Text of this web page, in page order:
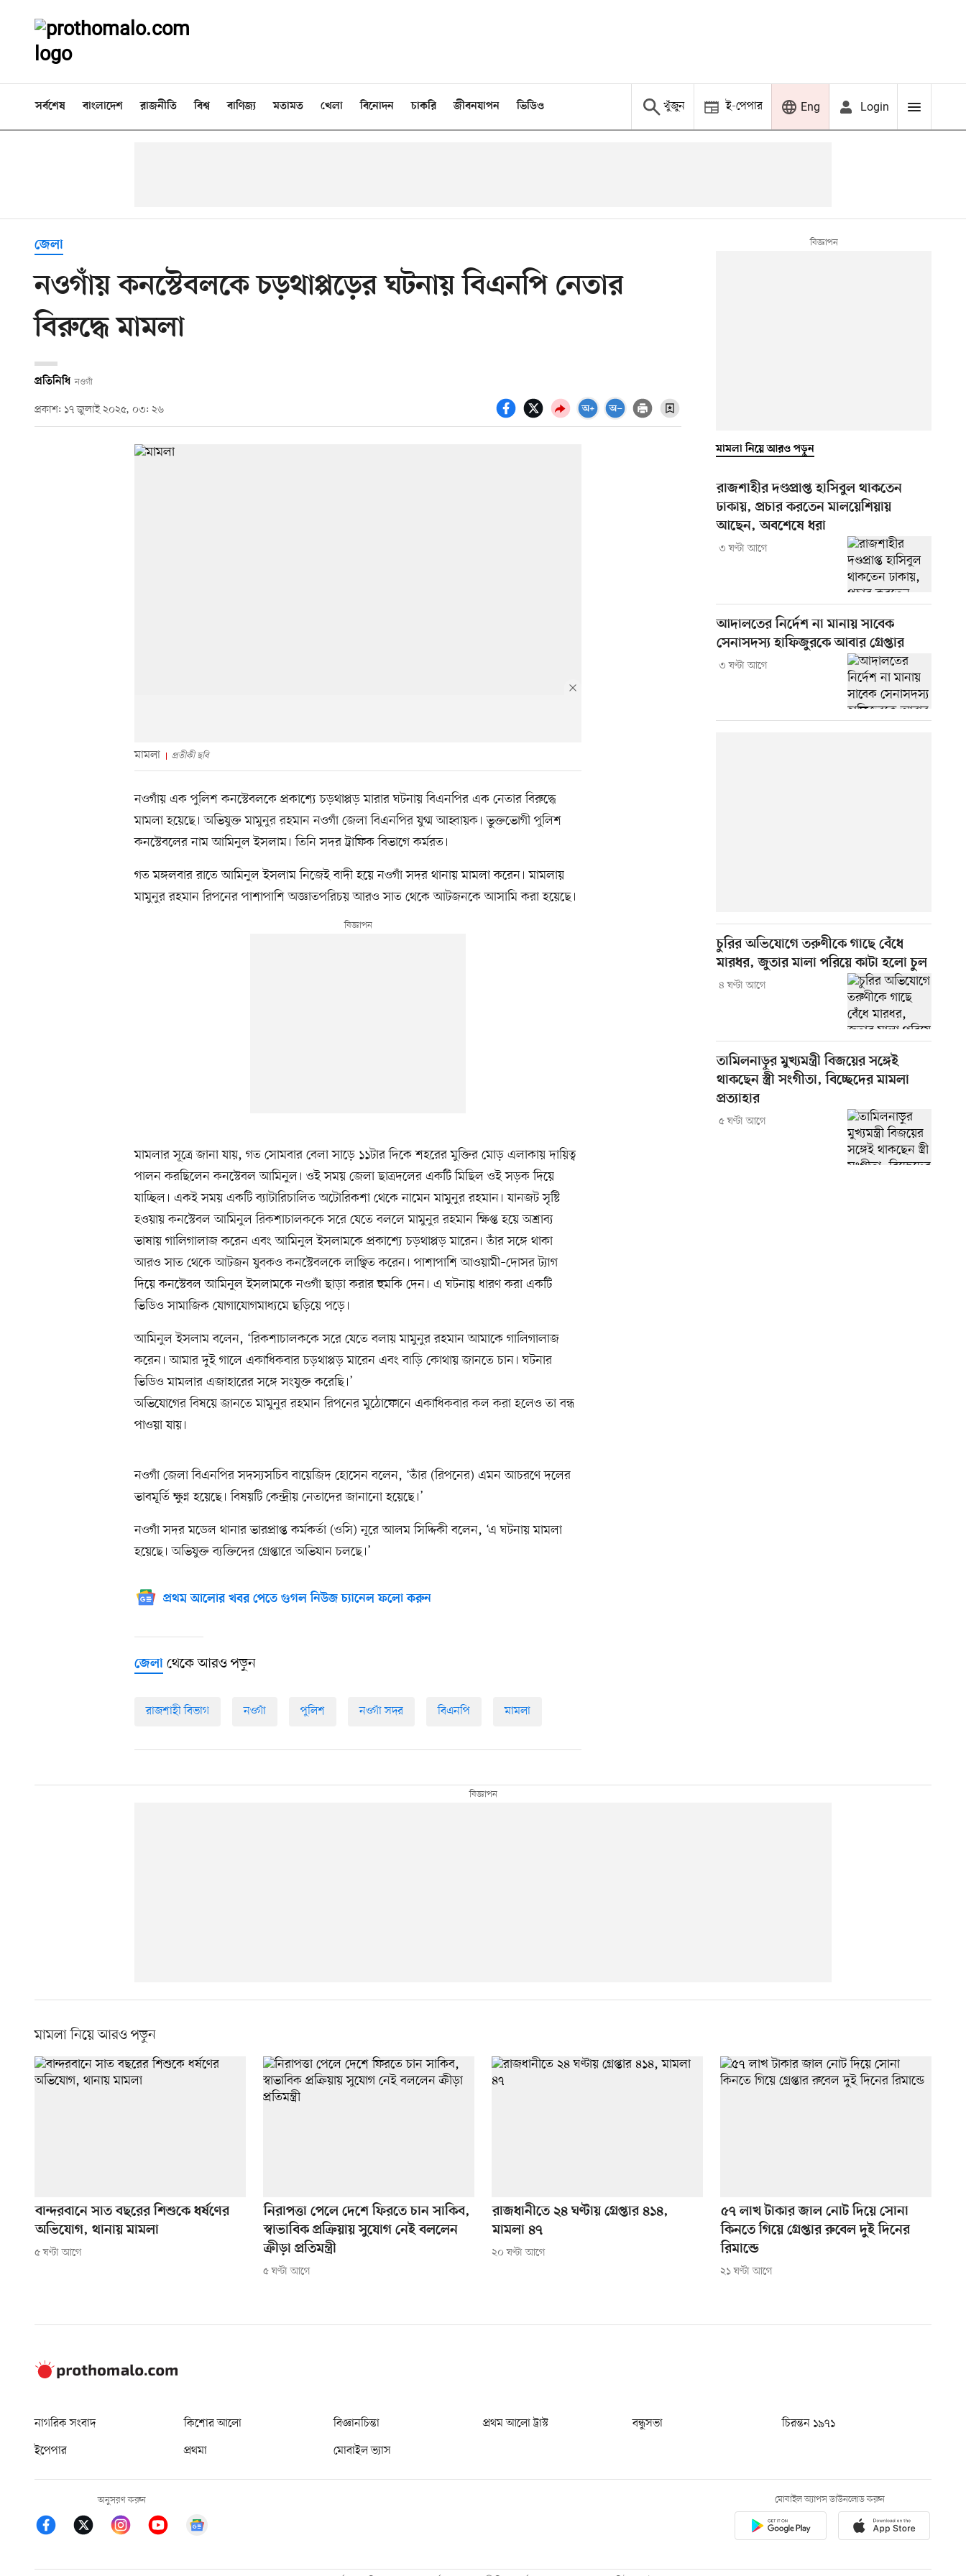
সর্বশেষ বাংলাদেশ রাজনীতি বিশ্ব বাণিজ্য মতামত খেলা বিনোদন চাকরি জীবনযাপন ভিডিও খুঁজুন ই-পেপার Eng Login
জেলা
নওগাঁয় কনস্টেবলকে চড়থাপ্পড়ের ঘটনায় বিএনপি নেতার
বিরুদ্ধে মামলা
প্রতিনিধি নওগাঁ
প্রকাশ: ১৭ জুলাই ২০২৫, ০৩: ২৬
মামলা প্রতীকী ছবি
নওগাঁয় এক পুলিশ কনস্টেবলকে প্রকাশ্যে চড়থাপ্পড় মারার ঘটনায় বিএনপির এক নেতার বিরুদ্ধে
মামলা হয়েছে। অভিযুক্ত মামুনুর রহমান নওগাঁ জেলা বিএনপির যুগ্ম আহ্বায়ক। ভুক্তভোগী পুলিশ
কনস্টেবলের নাম আমিনুল ইসলাম। তিনি সদর ট্রাফিক বিভাগে কর্মরত।
গত মঙ্গলবার রাতে আমিনুল ইসলাম নিজেই বাদী হয়ে নওগাঁ সদর থানায় মামলা করেন। মামলায়
মামুনুর রহমান রিপনের পাশাপাশি অজ্ঞাতপরিচয় আরও সাত থেকে আটজনকে আসামি করা হয়েছে।
মামলার সূত্রে জানা যায়, গত সোমবার বেলা সাড়ে ১১টার দিকে শহরের মুক্তির মোড় এলাকায় দায়িত্ব
পালন করছিলেন কনস্টেবল আমিনুল। ওই সময় জেলা ছাত্রদলের একটি মিছিল ওই সড়ক দিয়ে
যাচ্ছিল। একই সময় একটি ব্যাটারিচালিত অটোরিকশা থেকে নামেন মামুনুর রহমান। যানজট সৃষ্টি
হওয়ায় কনস্টেবল আমিনুল রিকশাচালককে সরে যেতে বললে মামুনুর রহমান ক্ষিপ্ত হয়ে অশ্রাব্য
ভাষায় গালিগালাজ করেন এবং আমিনুল ইসলামকে প্রকাশ্যে চড়থাপ্পড় মারেন। তাঁর সঙ্গে থাকা
আরও সাত থেকে আটজন যুবকও কনস্টেবলকে লাঞ্ছিত করেন। পাশাপাশি আওয়ামী–দোসর ট্যাগ
দিয়ে কনস্টেবল আমিনুল ইসলামকে নওগাঁ ছাড়া করার হুমকি দেন। এ ঘটনায় ধারণ করা একটি
ভিডিও সামাজিক যোগাযোগমাধ্যমে ছড়িয়ে পড়ে।
আমিনুল ইসলাম বলেন, ‘রিকশাচালককে সরে যেতে বলায় মামুনুর রহমান আমাকে গালিগালাজ
করেন। আমার দুই গালে একাধিকবার চড়থাপ্পড় মারেন এবং বাড়ি কোথায় জানতে চান। ঘটনার
ভিডিও মামলার এজাহারের সঙ্গে সংযুক্ত করেছি।’
অভিযোগের বিষয়ে জানতে মামুনুর রহমান রিপনের মুঠোফোনে একাধিকবার কল করা হলেও তা বন্ধ
পাওয়া যায়।
নওগাঁ জেলা বিএনপির সদস্যসচিব বায়েজিদ হোসেন বলেন, ‘তাঁর (রিপনের) এমন আচরণে দলের
ভাবমূর্তি ক্ষুণ্ন হয়েছে। বিষয়টি কেন্দ্রীয় নেতাদের জানানো হয়েছে।’
নওগাঁ সদর মডেল থানার ভারপ্রাপ্ত কর্মকর্তা (ওসি) নূরে আলম সিদ্দিকী বলেন, ‘এ ঘটনায় মামলা
হয়েছে। অভিযুক্ত ব্যক্তিদের গ্রেপ্তারে অভিযান চলছে।’
প্রথম আলোর খবর পেতে গুগল নিউজ চ্যানেল ফলো করুন
জেলা থেকে আরও পড়ুন
রাজশাহী বিভাগ নওগাঁ পুলিশ নওগাঁ সদর বিএনপি মামলা
মামলা নিয়ে আরও পড়ুন
রাজশাহীর দণ্ডপ্রাপ্ত হাসিবুল থাকতেন
ঢাকায়, প্রচার করতেন মালয়েশিয়ায়
আছেন, অবশেষে ধরা
৩ ঘণ্টা আগে
আদালতের নির্দেশ না মানায় সাবেক
সেনাসদস্য হাফিজুরকে আবার গ্রেপ্তার
৩ ঘণ্টা আগে
চুরির অভিযোগে তরুণীকে গাছে বেঁধে
মারধর, জুতার মালা পরিয়ে কাটা হলো চুল
৪ ঘণ্টা আগে
তামিলনাড়ুর মুখ্যমন্ত্রী বিজয়ের সঙ্গেই
থাকছেন স্ত্রী সংগীতা, বিচ্ছেদের মামলা
প্রত্যাহার
৫ ঘণ্টা আগে
মামলা নিয়ে আরও পড়ুন
বান্দরবানে সাত বছরের শিশুকে ধর্ষণের
অভিযোগ, থানায় মামলা
৫ ঘণ্টা আগে
নিরাপত্তা পেলে দেশে ফিরতে চান সাকিব,
স্বাভাবিক প্রক্রিয়ায় সুযোগ নেই বললেন
ক্রীড়া প্রতিমন্ত্রী
৫ ঘণ্টা আগে
রাজধানীতে ২৪ ঘণ্টায় গ্রেপ্তার ৪১৪,
মামলা ৪৭
২০ ঘণ্টা আগে
৫৭ লাখ টাকার জাল নোট দিয়ে সোনা
কিনতে গিয়ে গ্রেপ্তার রুবেল দুই দিনের
রিমান্ডে
২১ ঘণ্টা আগে
নাগরিক সংবাদ কিশোর আলো বিজ্ঞানচিন্তা প্রথম আলো ট্রাস্ট বন্ধুসভা
চিরন্তন ১৯৭১
ইপেপার
প্রথমা মোবাইল ভ্যাস
অনুসরণ করুন মোবাইল অ্যাপস ডাউনলোড করুন